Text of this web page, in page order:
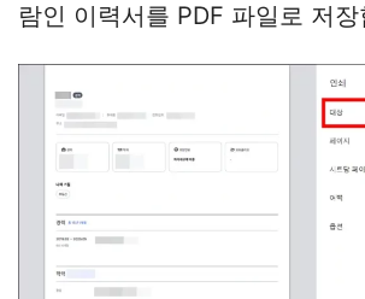
람인 이력서를 PDF 파일로 저장